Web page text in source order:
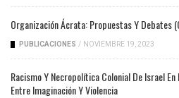
Organización Ácrata: Propuestas Y Debates
PUBLICACIONES / NOVIEMBRE 19, 2023
Racismo Y Necropolítica Colonial De Israel
Entre Imaginación Y Violencia